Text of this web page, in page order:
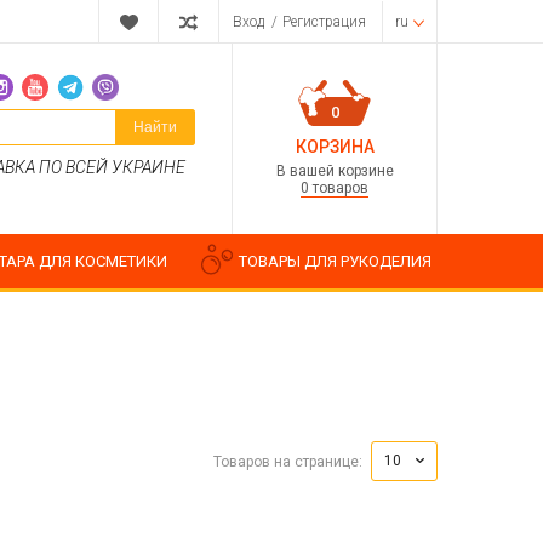
Вход / Регистрация ru
Найти
ПО ВСЕЙ УКРАИНЕ
0
КОРЗИНА
В вашей корзине
0 товаров
Пищевые ароматизаторы
ТАРА ДЛЯ КОСМЕТИКИ ТОВАРЫ ДЛЯ РУКОДЕЛИЯ
Товаров на странице: 10